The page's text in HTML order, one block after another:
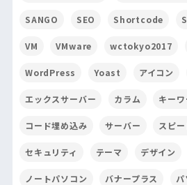
SANGO SEO Shortcode
VM VMware wctokyo2017
WordPress Yoast アイコン
エックスサーバー カラム キー
コード埋め込み サーバー スピ
セキュリティ テーマ デザイン
ノートパソコン バナープラス パ